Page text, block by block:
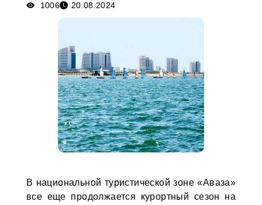
1006 20.08.2024
В национальной туристической зоне «Аваза»
все еще продолжается курортный сезон на